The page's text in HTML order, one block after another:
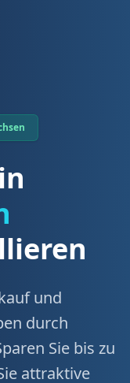
und
durch
Sie bis zu
attraktive